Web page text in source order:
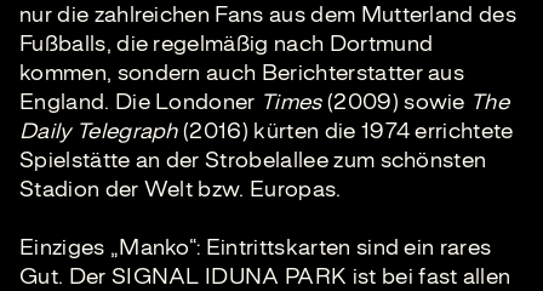
nur die zahlreichen Fans aus dem Mutterland des
Fußballs, die regelmäßig nach Dortmund
kommen, sondern auch Berichterstatter aus
England. Die Londoner Times(2009) sowie The
Daily Telegraph(2016) kürten die 1974 errichtete
Spielstätte an der Strobelallee zum schönsten
Stadion der Welt bzw. Europas.
Einziges „Manko“: Eintrittskarten sind ein rares
Gut. Der SIGNAL IDUNA PARK ist bei fast allen